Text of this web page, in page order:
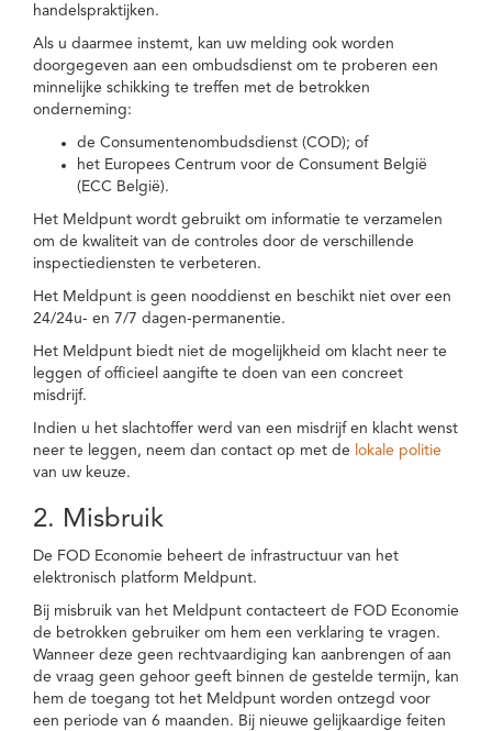
handelspraktijken.
Als u daarmee instemt, kan uw melding ook worden
doorgegeven aan een ombudsdienst om te proberen een
minnelijke schikking te treffen met de betrokken
onderneming:
de Consumentenombudsdienst (COD); of
het Europees Centrum voor de Consument België
(ECC België).
Het Meldpunt wordt gebruikt om informatie te verzamelen
om de kwaliteit van de controles door de verschillende
inspectiediensten te verbeteren.
Het Meldpunt is geen nooddienst en beschikt niet over een
24/24u- en 7/7 dagen-permanentie.
Het Meldpunt biedt niet de mogelijkheid om klacht neer te
leggen of officieel aangifte te doen van een concreet
misdrijf.
Indien u het slachtoffer werd van een misdrijf en klacht wenst
neer te leggen, neem dan contact op met de lokale politie
van uw keuze.
2. Misbruik
De FOD Economie beheert de infrastructuur van het
elektronisch platform Meldpunt.
Bij misbruik van het Meldpunt contacteert de FOD Economie
de betrokken gebruiker om hem een verklaring te vragen.
Wanneer deze geen rechtvaardiging kan aanbrengen of aan
de vraag geen gehoor geeft binnen de gestelde termijn, kan
hem de toegang tot het Meldpunt worden ontzegd voor
een periode van 6 maanden. Bij nieuwe gelijkaardige feiten